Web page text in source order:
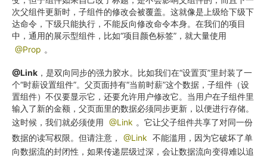
次父组件更新时，子组件的修改会被覆盖。这就像是上级给下级下
达命令，下级只能执行，不能反向修改命令本身。在我们的项目
中，通用的展示型组件，比如“项目颜色标签”，就大量使用
@Prop 。
@Link ，是双向同步的强力胶水。比如我们在“设置页”里封装了一
个“时薪设置组件”。父页面持有“当前时薪”这个数据，子组件（设
置组件）不仅要显示它，还要允许用户修改它。当用户在子组件里
输入了新的金额，父页面里的数据必须同步更新，以便进行存储。
这时候，我们就必须使用 @Link 。它让父子组件共享了对同一份
数据的读写权限。但请注意，
@Link 不能滥用，因为它破坏了单
向数据流的封闭性，如果传递层级过深，会让数据流向变得难以追